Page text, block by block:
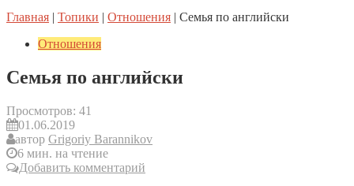
Главная | Топики | Отношения | Семья по английски
Отношения
Семья по английски
Просмотров: 41
01.06.2019
автор Grigoriy Barannikov
6 мин. на чтение
Добавить комментарий